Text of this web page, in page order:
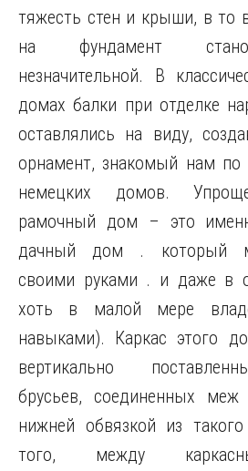
тяжесть стен и крыши, в то
на фундамент
незначительной. В
домах балки при отделке
оставлялись на виду,
орнамент, знакомый нам по
немецких домов.
рамочный дом – это
дачный дом . который
своими руками . и даже в
хоть в малой мере
навыками). Каркас этого
вертикально
брусьев, соединенных
нижней обвязкой из
того, между